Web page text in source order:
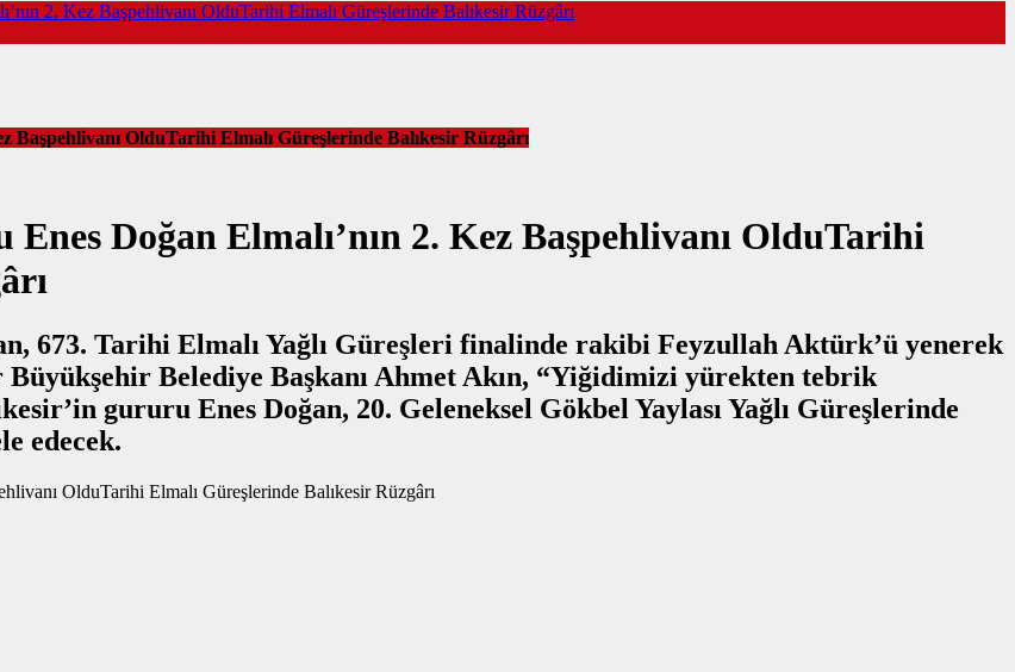
2. Kez Başpehlivanı OlduTarihi Elmalı Güreşlerinde Balıkesir Rüzgârı
Başpehlivanı OlduTarihi Elmalı Güreşlerinde Balıkesir Rüzgârı
Doğan Elmalı’nın 2. Kez Başpehlivanı OlduTarihi
673. Tarihi Elmalı Yağlı Güreşleri finalinde rakibi Feyzullah Aktürk’ü yenerek
Büyükşehir Belediye Başkanı Ahmet Akın, “Yiğidimizi yürekten tebrik
gururu Enes Doğan, 20. Geleneksel Gökbel Yaylası Yağlı Güreşlerinde
edecek.